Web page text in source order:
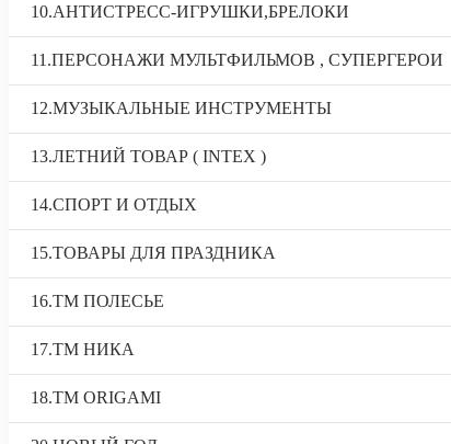
10.АНТИСТРЕСС-ИГРУШКИ,БРЕЛОКИ
11.ПЕРСОНАЖИ МУЛЬТФИЛЬМОВ , СУПЕРГЕРОИ
12.МУЗЫКАЛЬНЫЕ ИНСТРУМЕНТЫ
13.ЛЕТНИЙ ТОВАР ( INTEX )
14.СПОРТ И ОТДЫХ
15.ТОВАРЫ ДЛЯ ПРАЗДНИКА
16.ТМ ПОЛЕСЬЕ
17.ТМ НИКА
18.TM ORIGAMI